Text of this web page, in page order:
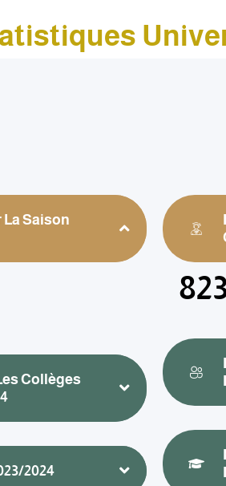
Saison
Collèges
2024